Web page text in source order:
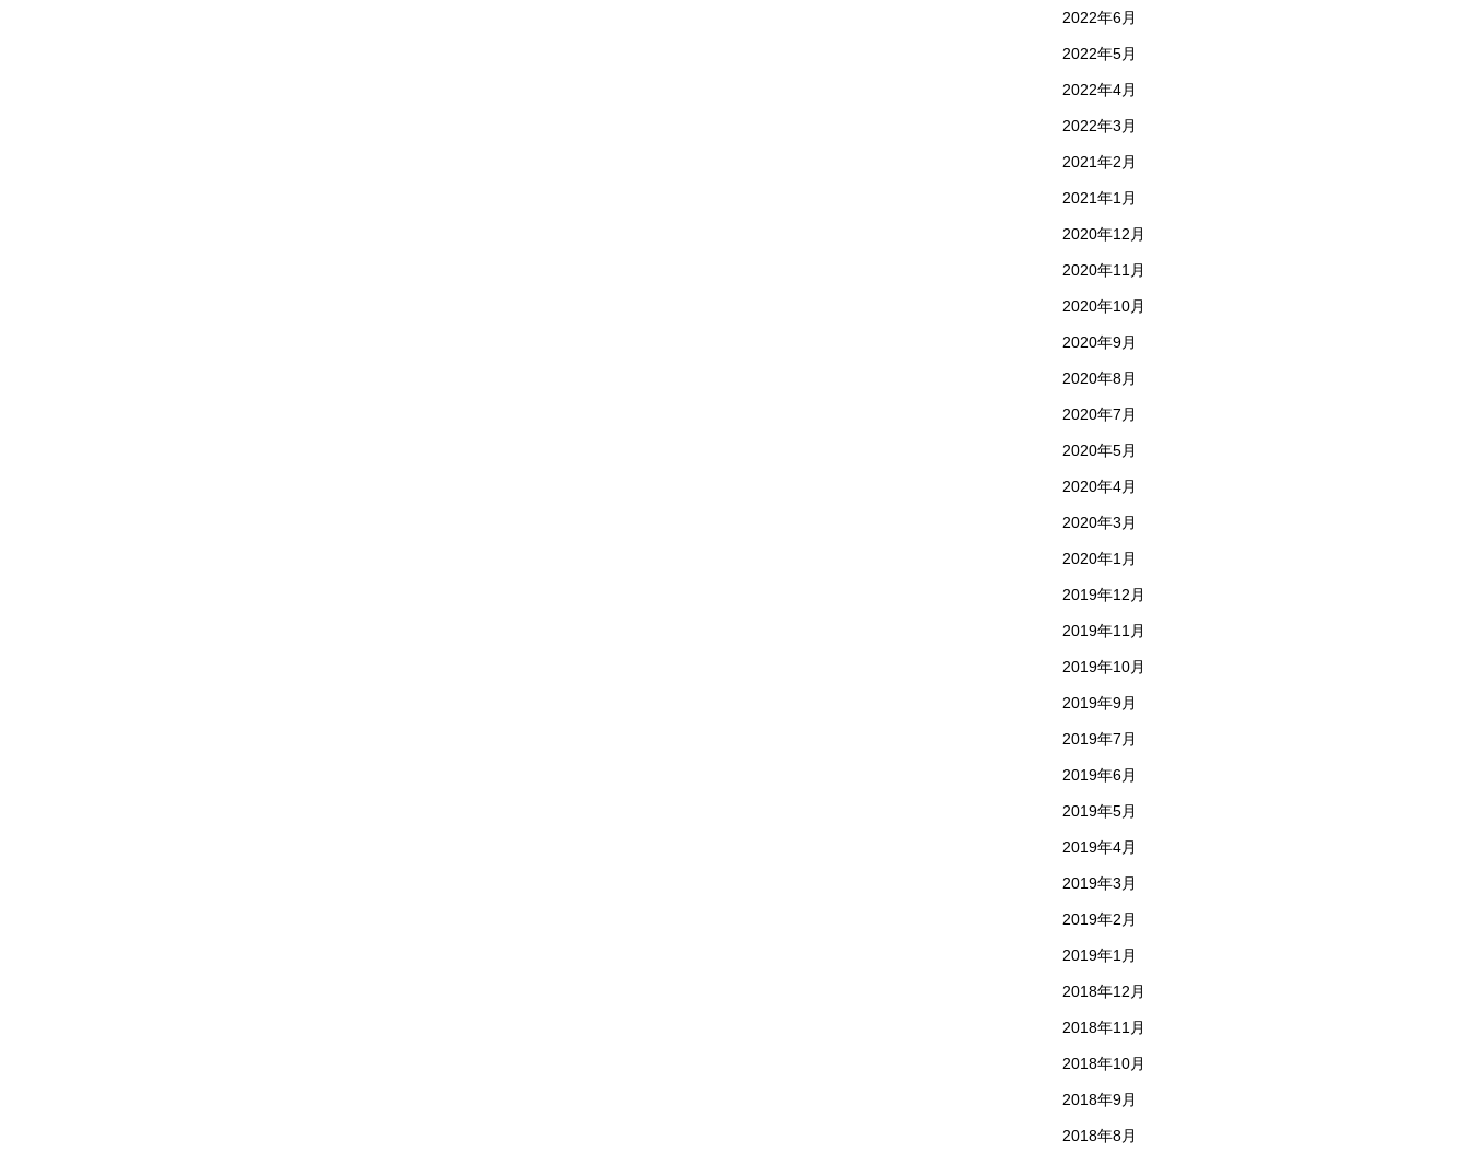
2022年6月
2022年5月
2022年4月
2022年3月
2021年2月
2021年1月
2020年12月
2020年11月
2020年10月
2020年9月
2020年8月
2020年7月
2020年5月
2020年4月
2020年3月
2020年1月
2019年12月
2019年11月
2019年10月
2019年9月
2019年7月
2019年6月
2019年5月
2019年4月
2019年3月
2019年2月
2019年1月
2018年12月
2018年11月
2018年10月
2018年9月
2018年8月